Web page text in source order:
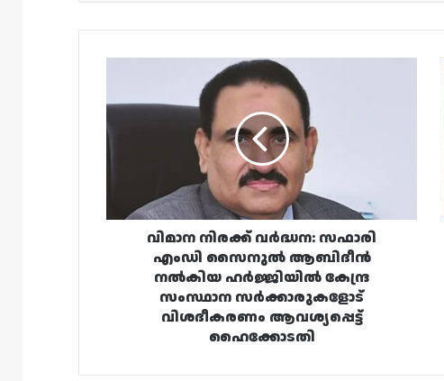
വർദ്ധന:
സഫാരി
നൽകിയ
ഹർജ്ജിയിൽ
സംസ്ഥാന
സർക്കാരുകളോട്
വിശദീകരണം
ആവശ്യപ്പെട്ട്
വിമാന നിരക്ക് വർദ്ധന: സഫാരി
എംഡി സൈനുൽ ആബിദീൻ
നൽകിയ ഹർജ്ജിയിൽ കേന്ദ്ര
സംസ്ഥാന സർക്കാരുകളോട്
വിശദീകരണം ആവശ്യപ്പെട്ട്
ഹൈക്കോടതി